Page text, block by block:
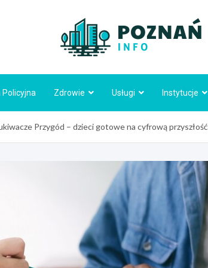
Policyjna Zdrowie Usługi Instytucje
Przygód – dzieci gotowe na cyfrową